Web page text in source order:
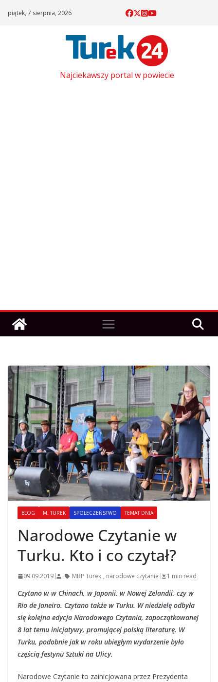
piątek, 7 sierpnia, 2026
Najciekawszy portal w powiecie
BLOG M. TUREK SPOŁECZEŃSTWO TEMAT DNIA
Narodowe Czytanie w
Turku. Kto i co czytał?
09.09.2019 MBP Turek , narodowe czytanie 1 min read
Czytano w w Chinach, w Japonii, w Nowej Zelandii, czy w
Rio de Janeiro. Czytano także w Turku. W niedzielę odbyła
się kolejna edycja Narodowego Czytania, zapoczątkowanej
8 lat temu inicjatywy, promującej polską literaturę. W
Turku, podobnie jak w roku ubiegłym wydarzenie było
częścią festynu Sztuki na Ulicy.
Narodowe Czytanie to zainicjowana przez Prezydenta